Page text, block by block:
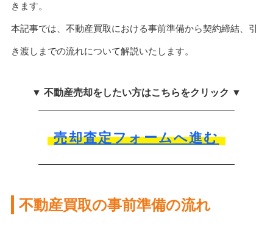
きます。
本記事では、不動産買取における事前準備から契約締結、引
き渡しまでの流れについて解説いたします。
▼ 不動産売却をしたい方はこちらをクリック ▼
売却査定フォームへ進む
不動産買取の事前準備の流れ